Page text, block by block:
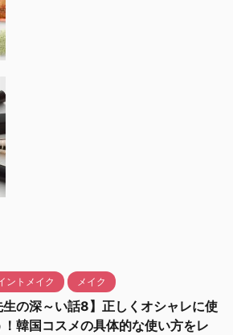
ントメイク メイク
生の深～い話8】正しくオシャレに使
！韓国コスメの具体的な使い方をレ